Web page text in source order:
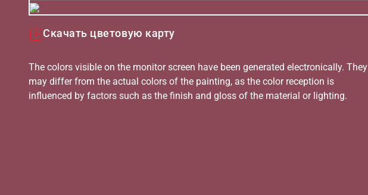
Скачать цветовую карту
The colors visible on the monitor screen have been generated electronically. They
may differ from the actual colors of the painting, as the color reception is
influenced by factors such as the finish and gloss of the material or lighting.